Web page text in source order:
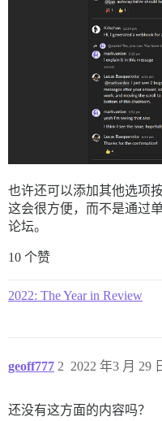
也许还可以添加其他选项
这会很方便，而不是通过
论坛。
10 个赞
2022: The Year in Review
geoff777 2022 年3 月 29
2
还没有这方面的内容吗？